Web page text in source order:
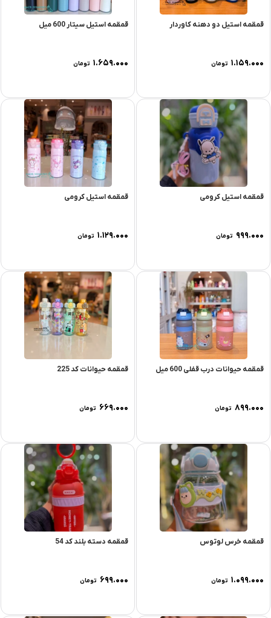
قمقمه استیل دو دهنه کاوردار
۱.۱۵۹.۰۰۰ تومان
قمقمه استیل سیتار 600 میل
۱.۶۵۹.۰۰۰ تومان
قمقمه استیل کرومی
۹۹۹.۰۰۰ تومان
قمقمه استیل کرومی
۱.۱۲۹.۰۰۰ تومان
قمقمه حیوانات درب قفلی 600 میل
۸۹۹.۰۰۰ تومان
قمقمه حیوانات کد 225
۶۶۹.۰۰۰ تومان
قمقمه خرس لوتوس
۱.۰۹۹.۰۰۰ تومان
قمقمه دسته بلند کد 54
۶۹۹.۰۰۰ تومان